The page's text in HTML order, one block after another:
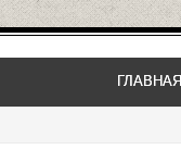
ГЛАВНАЯ